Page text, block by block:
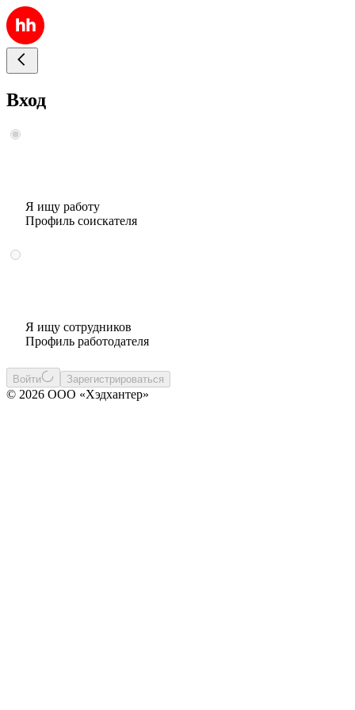
Вход
Я ищу работу
Профиль соискателя
Я ищу сотрудников
Профиль работодателя
Войти Зарегистрироваться
© 2026 ООО «Хэдхантер»